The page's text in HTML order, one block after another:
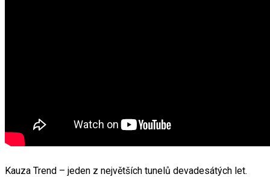
Kauza Trend – jeden z největších tunelů devadesátých let.